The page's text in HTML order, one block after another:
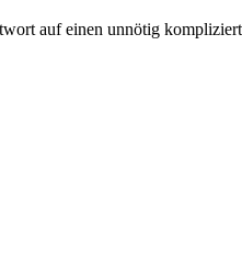
auf einen unnötig